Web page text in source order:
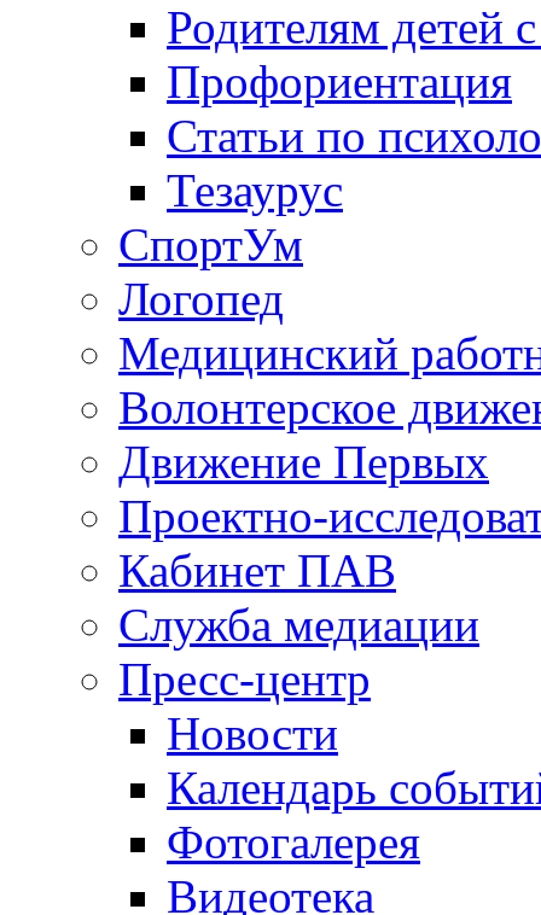
Родителям детей
Профориентация
Статьи по
Тезаурус
СпортУм
Логопед
Медицинский
Волонтерское
Движение Первых
Проектно-
Кабинет ПАВ
Служба медиации
Пресс-центр
Новости
Календарь
Фотогалерея
Видеотека